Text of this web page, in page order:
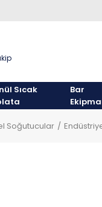
Sıcak
Bar
Soğutucular